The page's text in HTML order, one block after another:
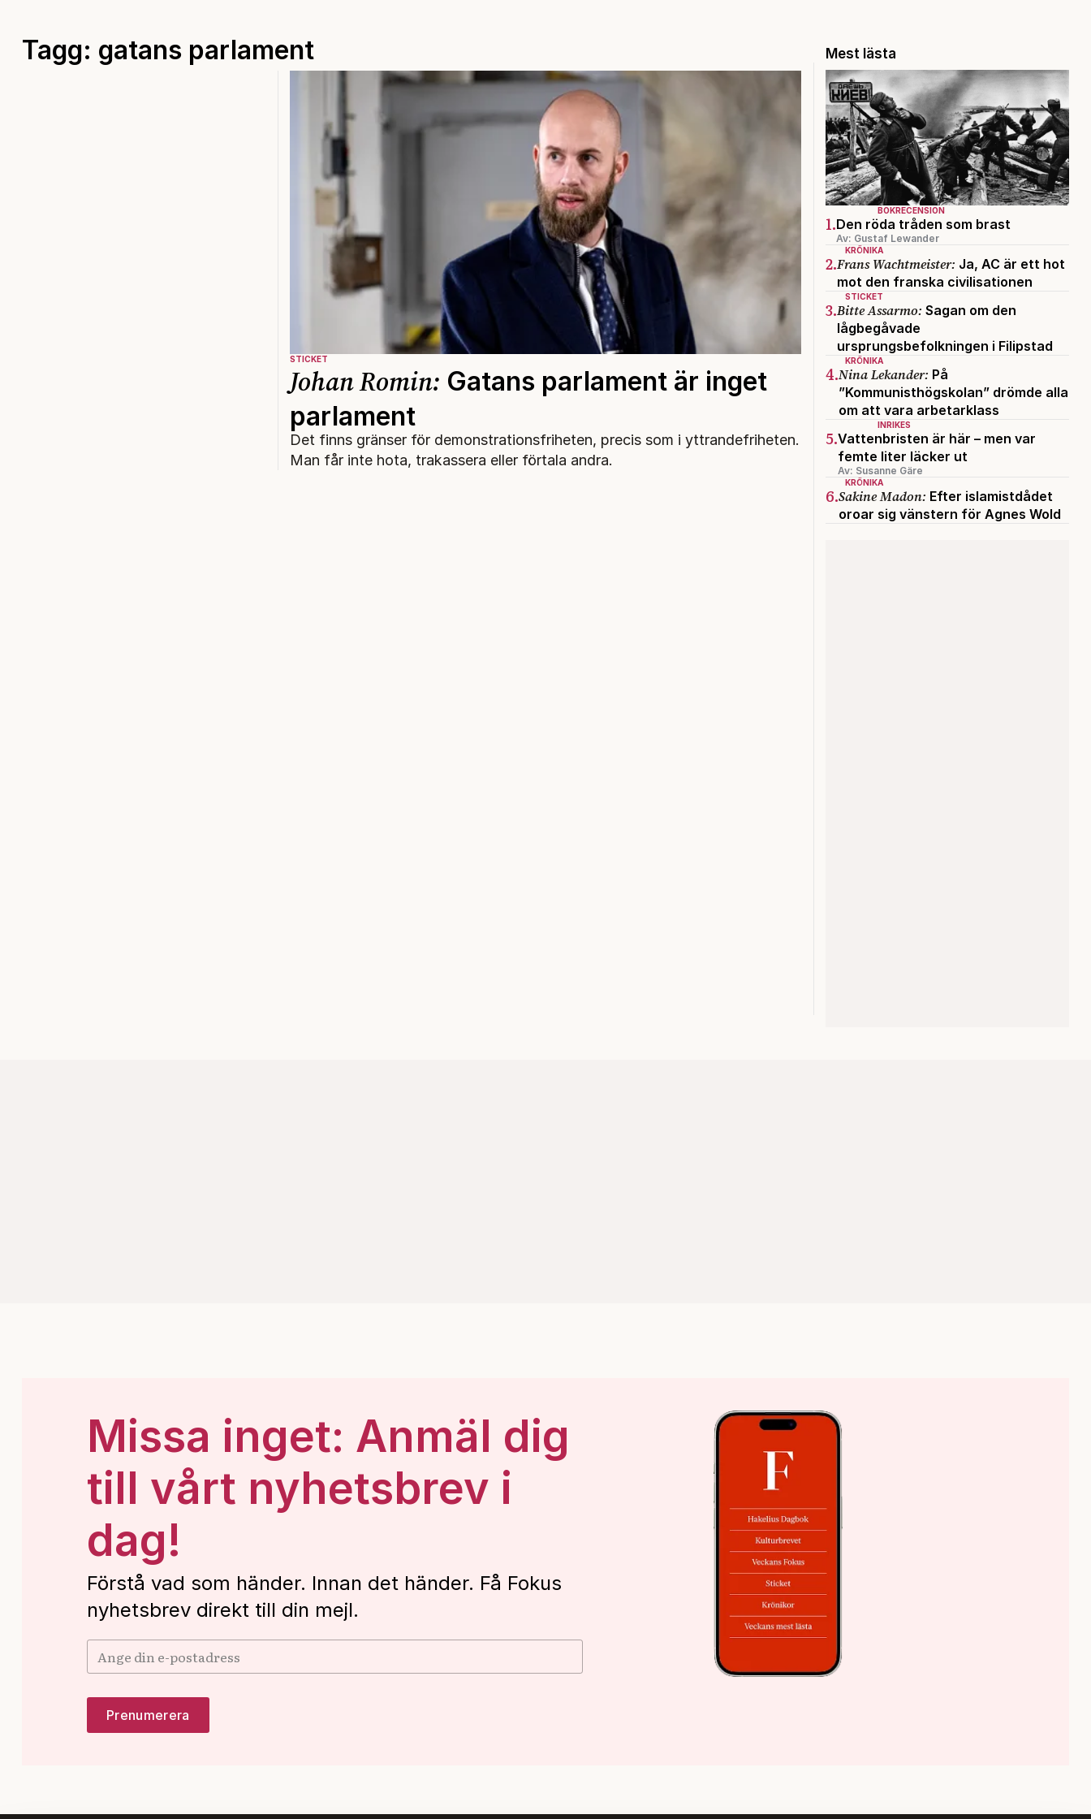
Tagg: gatans parlament
STICKET
Johan Romin: Gatans parlament är inget
parlament
Det finns gränser för demonstrationsfriheten, precis som i yttrandefriheten.
Man får inte hota, trakassera eller förtala andra.
Mest lästa
BOKRECENSION
1.Den röda tråden som brast
Av: Gustaf Lewander
KRÖNIKA
2.Frans Wachtmeister: Ja, AC är ett hot
mot den franska civilisationen
STICKET
3.Bitte Assarmo: Sagan om den
lågbegåvade
ursprungsbefolkningen i Filipstad
KRÖNIKA
4.Nina Lekander: På
”Kommunisthögskolan” drömde alla
om att vara arbetarklass
INRIKES
5.Vattenbristen är här – men var
femte liter läcker ut
Av: Susanne Gäre
KRÖNIKA
6.Sakine Madon: Efter islamistdådet
oroar sig vänstern för Agnes Wold
Missa inget: Anmäl dig
till vårt nyhetsbrev i
dag!
Förstå vad som händer. Innan det händer. Få Fokus
nyhetsbrev direkt till din mejl.